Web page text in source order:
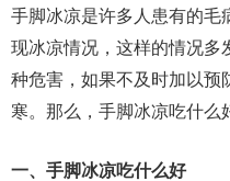
手脚冰凉是许多人患有的毛
现冰凉情况，这样的情况多
种危害，如果不及时加以预
寒。那么，手脚冰凉吃什么
一、手脚冰凉吃什么好